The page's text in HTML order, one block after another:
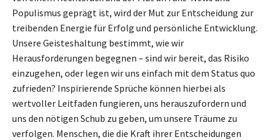
Populismus geprägt ist, wird der Mut zur Entscheidung zur
treibenden Energie für Erfolg und persönliche Entwicklung.
Unsere Geisteshaltung bestimmt, wie wir
Herausforderungen begegnen – sind wir bereit, das Risiko
einzugehen, oder legen wir uns einfach mit dem Status quo
zufrieden? Inspirierende Sprüche können hierbei als
wertvoller Leitfaden fungieren, uns herauszufordern und
uns den nötigen Schub zu geben, um unsere Träume zu
verfolgen. Menschen, die die Kraft ihrer Entscheidungen